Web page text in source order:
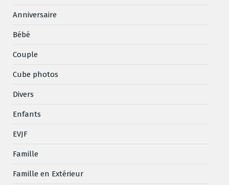
Anniversaire
Bébé
Couple
Cube photos
Divers
Enfants
EVJF
Famille
Famille en Extérieur